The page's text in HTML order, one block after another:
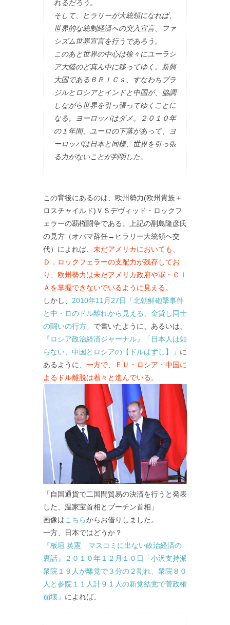
れるだろう。
そして、ヒラリーが大統領になれば、
世界的な統制経済への突入宣言、ファ
シズム世界宣言を行うであろう。
このあと世界の中心は徐々にユーラシ
ア大陸のど真ん中に移ってゆく。新興
大国であるＢＲＩＣｓ、すなわちブラ
ジルとロシアとインドと中国が、協調
しながら世界を引っ張ってゆくことに
なる。ヨーロッパはダメ。２０１０年
の１年間、ユーロの下落があって、ヨ
ーロッパは日本と同様、世界を引っ張
る力がないことが判明した。
この背後にあるのは、欧州勢力(欧州貴族＋
ロスチャイルド)ＶＳデヴィッド・ロックフ
ェラーの覇権闘争である。上記の副島隆彦氏
の見方（オバマ辞任→ヒラリー大統領へ交
代）によれば、 未だアメリカにおいても、
Ｄ．ロックフェラーの支配力が残存してお
り、欧州勢力は未だアメリカ政府や軍・ＣＩ
Ａを掌握できないでいるように見える。
しかし、 2010年11月27日「北朝鮮砲撃事件
と中・ロのドル離れから見える、金貸し同士
の闘いの行方」 で書いたように、あるいは、
『ロシア政治経済ジャーナル』「日本人は知
らない、中国とロシアの【ドルはずし】」 に
あるように、 一方で、ＥＵ・ロシア・中国に
よるドル離脱は着々と進んでいる。
「自国通貨で二国間貿易の決済を行うと発表
した、温家宝首相とプーチン首相」
画像はこちらからお借りしました。
一方、日本ではどうか？
『板垣 英憲 マスコミに出ない政治経済の
裏話』２０１０年１２月１０日「小沢支持派
衆院１９人が離党で３分の２割れ、衆院８０
人と参院１１人計９１人の新党結党で菅政権
崩壊」 によれば、